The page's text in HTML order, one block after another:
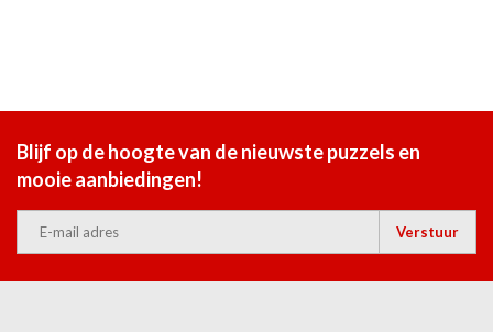
Blijf op de hoogte van de nieuwste puzzels en
mooie aanbiedingen!
Verstuur